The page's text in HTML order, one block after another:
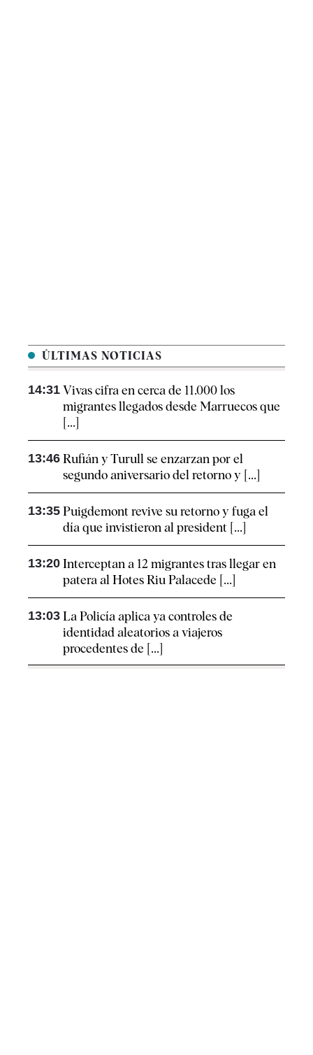
ÚLTIMAS NOTICIAS
14:31 Vivas cifra en cerca de 11.000 los
migrantes llegados desde Marruecos que
[...]
13:46 Rufián y Turull se enzarzan por el
segundo aniversario del retorno y [...]
13:35 Puigdemont revive su retorno y fuga el
día que invistieron al president [...]
13:20 Interceptan a 12 migrantes tras llegar en
patera al Hotes Riu Palacede [...]
13:03 La Policía aplica ya controles de
identidad aleatorios a viajeros
procedentes de [...]